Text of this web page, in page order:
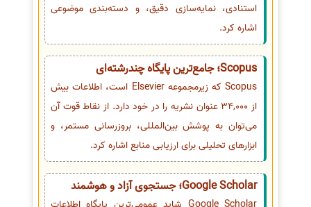
استنادی، نمایه‌سازی دقیق، و دسته‌بندی موضوعی
اشاره کرد.
Scopus؛ جامع‌ترین پایگاه چندرشته‌ای
Scopus که زیرمجموعه Elsevier است، اطلاعات بیش
از 34,000 عنوان نشریه را در خود دارد. از نقاط قوت آن
می‌توان به پوشش بین‌المللی، بروزرسانی مستمر، و
ابزارهای تحلیلی برای ارزیابی منابع اشاره کرد.
Google Scholar؛ جستجوی آزاد و هوشمند